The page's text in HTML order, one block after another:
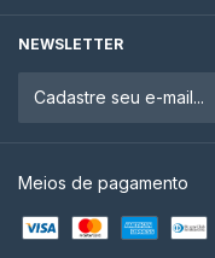
NEWSLETTER
Meios de pagamento